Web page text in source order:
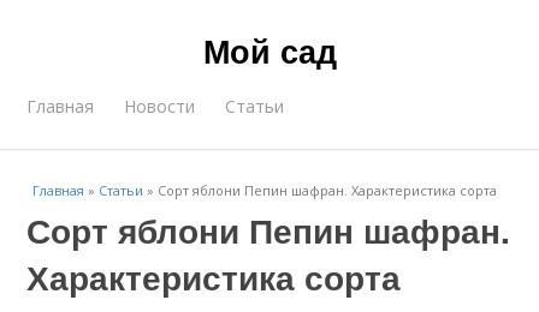
Мой сад
Главная Новости Статьи
Главная » Статьи » Сорт яблони Пепин шафран. Характеристика сорта
Сорт яблони Пепин шафран.
Характеристика сорта